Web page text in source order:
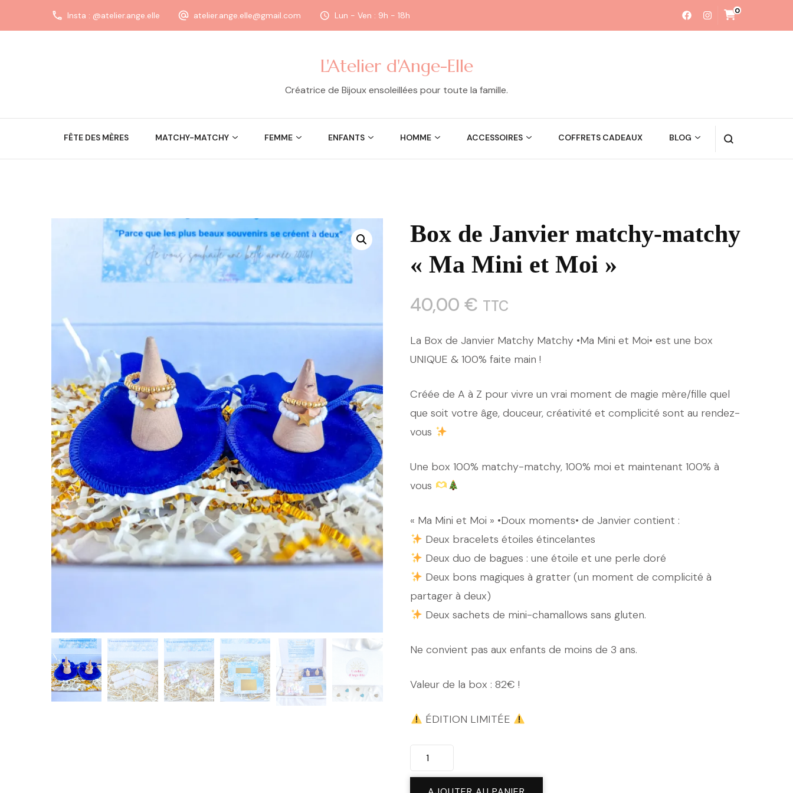
Insta : @atelier.ange.elle atelier.ange.elle@gmail.com Lun - Ven : 9h - 18h 0
L'Atelier d'Ange-Elle
Créatrice de Bijoux ensoleillées pour toute la famille.
FÊTE DES MÈRES MATCHY-MATCHY FEMME ENFANTS HOMME ACCESSOIRES COFFRETS CADEAUX BLOG
Box de Janvier matchy-matchy
« Ma Mini et Moi »
40,00€ TTC
La Box de Janvier Matchy Matchy •Ma Mini et Moi• est une box
UNIQUE & 100% faite main !
Créée de A à Z pour vivre un vrai moment de magie mère/fille quel
que soit votre âge, douceur, créativité et complicité sont au rendez-
vous
Une box 100% matchy-matchy, 100% moi et maintenant 100% à
vous
« Ma Mini et Moi » •Doux moments• de Janvier contient :
Deux bracelets étoiles étincelantes
Deux duo de bagues : une étoile et une perle doré
Deux bons magiques à gratter (un moment de complicité à
partager à deux)
Deux sachets de mini-chamallows sans gluten.
Ne convient pas aux enfants de moins de 3 ans.
Valeur de la box : 82€ !
ÉDITION LIMITÉE
quantité
de